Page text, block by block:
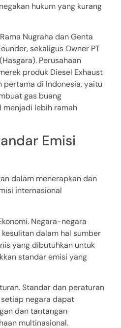
hukum yang kurang
Nugraha dan Genta
sekaligus Owner PT
Perusahaan
produk Diesel Exhaust
pertama di Indonesia, yaitu
gas buang
menjadi lebih ramah
Emisi
dalam menerapkan dan
internasional
Negara-negara
dalam hal sumber
yang dibutuhkan untuk
standar emisi yang
Standar dan peraturan
negara dapat
dan tantangan
multinasional.